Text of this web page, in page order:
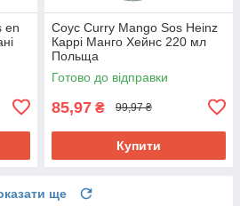
en
Соус Curry Mango Sos Heinz
Каррі Манго Хейнс 220 мл
Польща
Готово до відправки
85,97 ₴ 99,97 ₴
Купити
ще